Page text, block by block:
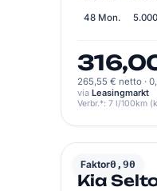
48 Mon.
265,55 € netto ·
via Leasingmarkt
Verbr.*: 7 l/100km
Faktor0,90
KIA
Kia